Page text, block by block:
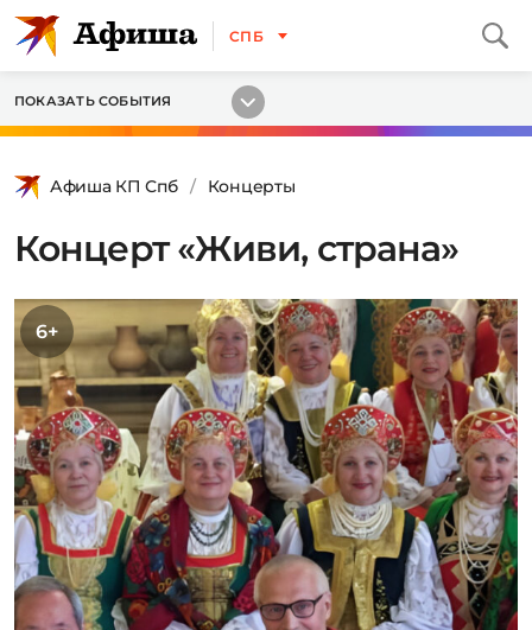
СПБ
ПОКАЗАТЬ СОБЫТИЯ
Афиша КП Спб Концерты
Концерт «Живи, страна»
6+